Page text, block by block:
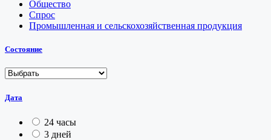
Общество
Спрос
Промышленная и сельскохозяйственная продукция
Состояние
Дата
24 часы
3 дней